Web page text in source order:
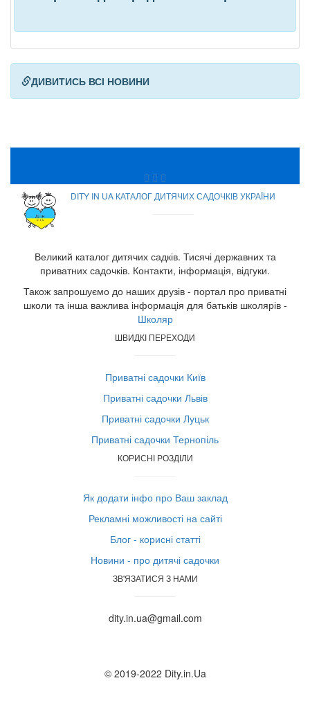
ДИВИТИСЬ ВСІ НОВИНИ
DITY IN UA КАТАЛОГ ДИТЯЧИХ САДОЧКІВ УКРАЇНИ
Великий каталог дитячих садків. Тисячі державних та
приватних садочків. Контакти, інформація, відгуки.
Також запрошуємо до наших друзів - портал про приватні
школи та інша важлива інформація для батьків школярів -
Школяр
ШВИДКІ ПЕРЕХОДИ
Приватні садочки Київ
Приватні садочки Львів
Приватні садочки Луцьк
Приватні садочки Тернопіль
КОРИСНІ РОЗДІЛИ
Як додати інфо про Ваш заклад
Рекламні можливості на сайті
Блог - корисні статті
Новини - про дитячі садочки
ЗВ'ЯЗАТИСЯ З НАМИ
dity.in.ua@gmail.com
© 2019-2022 Dity.in.Ua